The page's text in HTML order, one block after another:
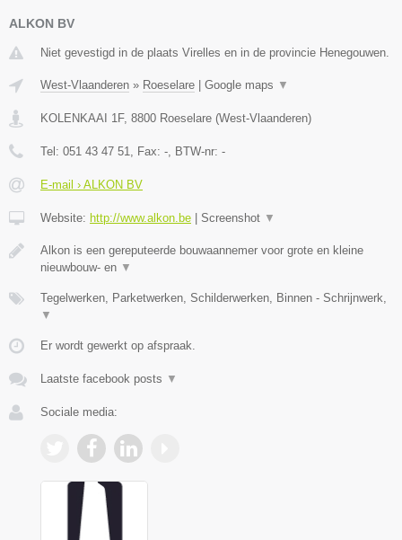
ALKON BV
Niet gevestigd in de plaats Virelles en in de provincie Henegouwen.
West-Vlaanderen » Roeselare Google maps ▼
KOLENKAAI 1F, 8800 Roeselare (West-Vlaanderen)
Tel: 051 43 47 51, Fax: -, BTW-nr: -
E-mail › ALKON BV
Website: http://www.alkon.be Screenshot ▼
Alkon is een gereputeerde bouwaannemer voor grote en kleine
nieuwbouw- en ▼
Tegelwerken, Parketwerken, Schilderwerken, Binnen - Schrijnwerk,
▼
Er wordt gewerkt op afspraak.
Laatste facebook posts ▼
Sociale media: